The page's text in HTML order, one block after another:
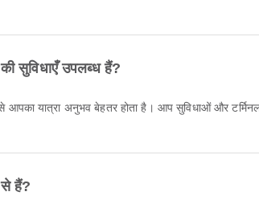
सुविधाएँ उपलब्ध हैं?
आपका यात्रा अनुभव बेहतर होता है। आप सुविधाओं और
से हैं?